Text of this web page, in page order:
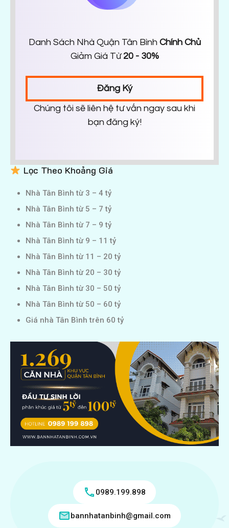
Danh Sách Nhà Quận Tân Bình Chính Chủ
Giảm Giá Từ 20 - 30%
Đăng Ký
Chúng tôi sẽ liên hệ tư vấn ngay sau khi
bạn đăng ký!
Lọc Theo Khoảng Giá
Nhà Tân Bình từ 3 – 4 tỷ
Nhà Tân Bình từ 5 – 7 tỷ
Nhà Tân Bình từ 7 – 9 tỷ
Nhà Tân Bình từ 9 – 11 tỷ
Nhà Tân Bình từ 11 – 20 tỷ
Nhà Tân Bình từ 20 – 30 tỷ
Nhà Tân Bình từ 30 – 50 tỷ
Nhà Tân Bình từ 50 – 60 tỷ
Giá nhà Tân Bình trên 60 tỷ
0989.199.898
bannhatanbinh@gmail.com